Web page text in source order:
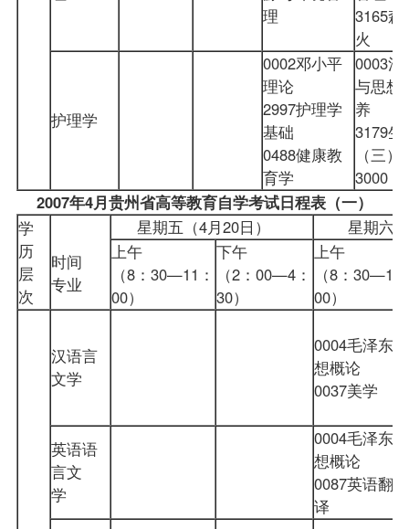
理
3165森
火
护理学
0002邓小平
理论
2997护理学
基础
0488健康教
育学
0003法
与思想
养
3179生
（三）
3000
2007年4月贵州省高等教育自学考试日程表（一）
学
历
层
次
时间
专业
星期五（4月20日）
星期六
上午
（8：30—11：
00）
下午
（2：00—4：
30）
上午
（8：30—11
00）
汉语言
文学
0004毛泽东思
想概论
0037美学
英语语
言文
学
0004毛泽东思
想概论
0087英语翻
译